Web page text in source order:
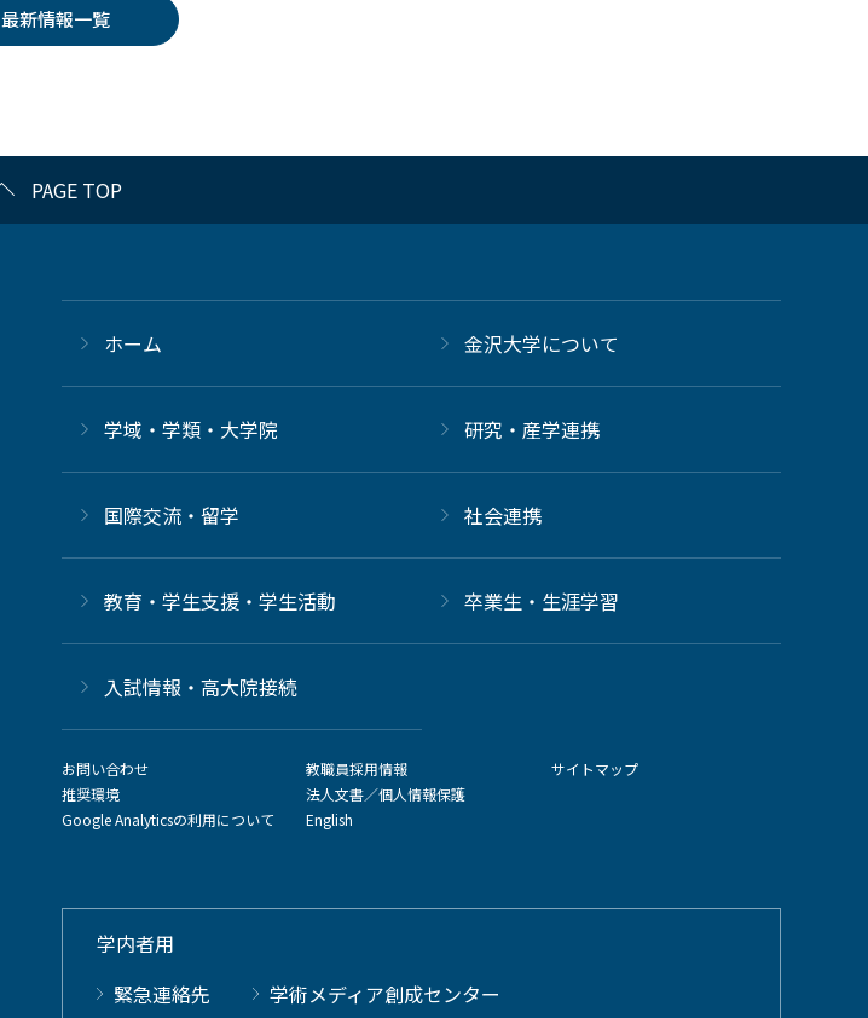
最新情報一覧
PAGE TOP
ホーム 金沢大学について
学域・学類・大学院 研究・産学連携
国際交流・留学 社会連携
教育・学生支援・学生活動 卒業生・生涯学習
⼊試情報・高大院接続
お問い合わせ
推奨環境
Google Analyticsの利用について
教職員採用情報
法人文書／個人情報保護
English
サイトマップ
学内者用
緊急連絡先
学術メディア創成センター